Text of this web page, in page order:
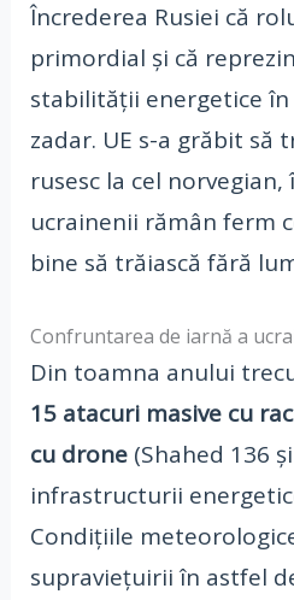
Încrederea Rusiei că
primordial și că
stabilității energetice
zadar. UE s-a grăbit să
rusesc la cel
ucrainenii rămân ferm
bine să trăiască fără
Confruntarea de iarnă a
Din toamna anului
15 atacuri masive cu
cu drone(Shahed 136
infrastructurii
Condițiile
supraviețuirii în astfel